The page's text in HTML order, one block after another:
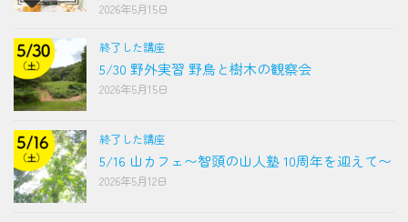
2026年5月15日
終了した講座
5/30 野外実習 野鳥と樹木の観察会
2026年5月15日
終了した講座
5/16 山カフェ〜智頭の山人塾 10周年を迎えて〜
2026年5月12日